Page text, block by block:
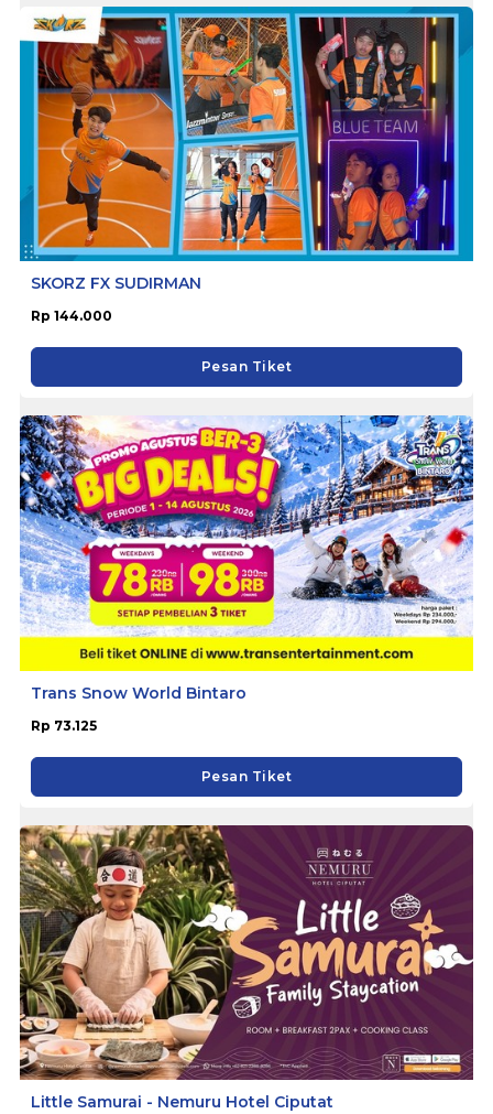
SKORZ FX SUDIRMAN
Rp 144.000
Pesan Tiket
Trans Snow World Bintaro
Rp 73.125
Pesan Tiket
Little Samurai - Nemuru Hotel Ciputat